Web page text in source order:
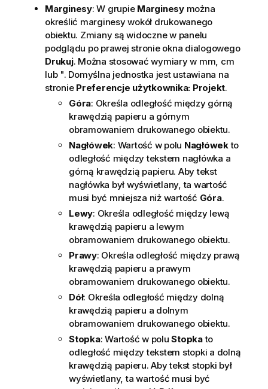
Marginesy: W grupie Marginesymożna
określić marginesy wokół drukowanego
obiektu. Zmiany są widoczne w panelu
podglądu po prawej stronie okna dialogowego
Drukuj. Można stosować wymiary w mm, cm
lub ". Domyślna jednostka jest ustawiana na
stronie Preferencje użytkownika: Projekt.
Góra: Określa odległość między górną
krawędzią papieru a górnym
obramowaniem drukowanego obiektu.
Nagłówek: Wartość w polu Nagłówekto
odległość między tekstem nagłówka a
górną krawędzią papieru. Aby tekst
nagłówka był wyświetlany, ta wartość
musi być mniejsza niż wartość Góra.
Lewy: Określa odległość między lewą
krawędzią papieru a lewym
obramowaniem drukowanego obiektu.
Prawy: Określa odległość między prawą
krawędzią papieru a prawym
obramowaniem drukowanego obiektu.
Dół: Określa odległość między dolną
krawędzią papieru a dolnym
obramowaniem drukowanego obiektu.
Stopka: Wartość w poluStopkato
odległość między tekstem stopki a dolną
krawędzią papieru. Aby tekst stopki był
wyświetlany, ta wartość musi być